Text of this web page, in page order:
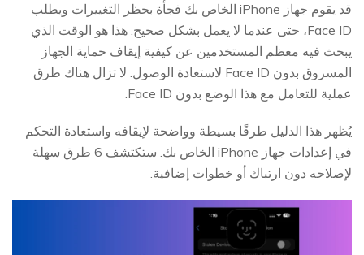
قد يقوم جهاز iPhone الخاص بك فجأة بحظر التغييرات ويطلب
Face ID، حتى عندما لا يعمل بشكل صحيح. هذا هو الوقت الذي
يبحث فيه معظم المستخدمين عن كيفية إيقاف حماية الجهاز
المسروق بدون Face ID لاستعادة الوصول. لا تزال هناك طرق
عملية للتعامل مع هذا الوضع بدون Face ID.
يُظهر هذا الدليل طرقًا بسيطة وواضحة لإيقافه واستعادة التحكم
في إعدادات جهاز iPhone الخاص بك. ستكتشف 6 طرق سهلة
لإصلاحه دون ارتباك أو خطوات إضافية.